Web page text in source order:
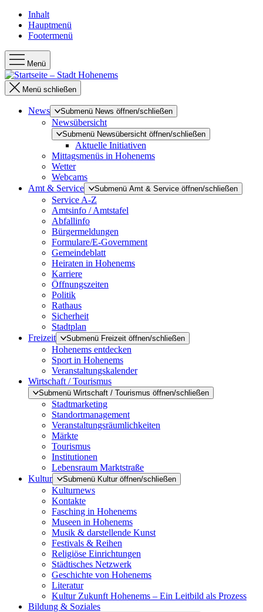
Inhalt
Hauptmenü
Footermenü
Menü
Menü schließen
News Submenü News öffnen/schließen
Newsübersicht
Submenü Newsübersicht öffnen/schließen
Aktuelle Initiativen
Mittagsmenüs in Hohenems
Wetter
Webcams
Amt & Service
Submenü Amt & Service öffnen/schließen
Service A-Z
Amtsinfo / Amtstafel
Abfallinfo
Bürgermeldungen
Formulare/E-Government
Gemeindeblatt
Heiraten in Hohenems
Karriere
Öffnungszeiten
Politik
Rathaus
Sicherheit
Stadtplan
Freizeit
Submenü Freizeit öffnen/schließen
Hohenems entdecken
Sport in Hohenems
Veranstaltungskalender
Wirtschaft / Tourismus
Submenü Wirtschaft / Tourismus öffnen/schließen
Stadtmarketing
Standortmanagement
Veranstaltungsräumlichkeiten
Märkte
Tourismus
Institutionen
Lebensraum Marktstraße
Kultur
Submenü Kultur öffnen/schließen
Kulturnews
Kontakte
Fasching in Hohenems
Museen in Hohenems
Musik & darstellende Kunst
Festivals & Reihen
Religiöse Einrichtungen
Städtisches Netzwerk
Geschichte von Hohenems
Literatur
Kultur Zukunft Hohenems – Ein Leitbild als Prozess
Bildung & Soziales